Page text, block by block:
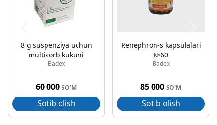
8 g suspenziya uchun
multisorb kukuni
Badex
60 000 SO'M
Sotib olish
Renephron-s kapsulalari
№60
Badex
85 000 SO'M
Sotib olish